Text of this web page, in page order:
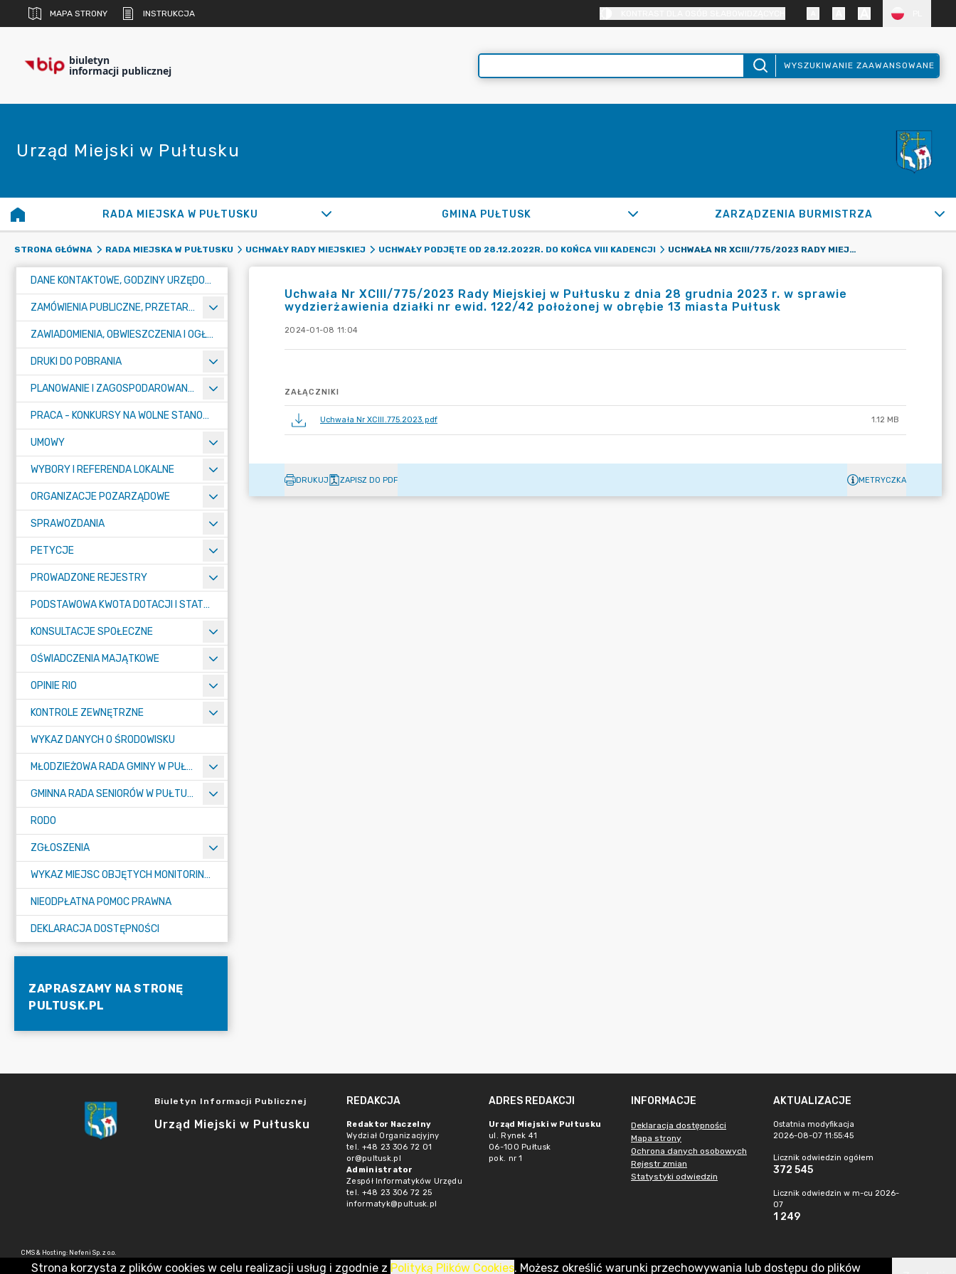
MAPA STRONY INSTRUKCJA
biuletyn
informacji publicznej WYSZUKIWANIE ZAAWANSOWANE
Urząd Miejski w Pułtusku
RADA MIEJSKA W PUŁTUSKU GMINA PUŁTUSK ZARZĄDZENIA BURMISTRZA
STRONA GŁÓWNA RADA MIEJSKA W PUŁTUSKU UCHWAŁY RADY MIEJSKIEJ UCHWAŁY PODJĘTE OD 28.12.2022R. DO KOŃCA VIII KADENCJI UCHWAŁA NR XCIII/775/2023 RADY MIEJSKIEJ W PUŁTUSKU Z DNIA 28 GRUDNIA 2023 R. W SPRAWIE WYDZIERŻAWIENIA DZIAŁKI NR EWID. 122/42 POŁOŻONEJ W OBRĘBIE 13 MIASTA PUŁTUSK
DANE KONTAKTOWE, GODZINY URZĘDOWANIA I NUMER KONTA BANKOWEGO
ZAMÓWIENIA PUBLICZNE, PRZETARGI, KONKURSY
ZAWIADOMIENIA, OBWIESZCZENIA I OGŁOSZENIA
DRUKI DO POBRANIA
PLANOWANIE I ZAGOSPODAROWANIE PRZESTRZENNE
PRACA - KONKURSY NA WOLNE STANOWISKA
UMOWY
WYBORY I REFERENDA LOKALNE
ORGANIZACJE POZARZĄDOWE
SPRAWOZDANIA
PETYCJE
PROWADZONE REJESTRY
PODSTAWOWA KWOTA DOTACJI I STATYSTYCZNA LICZBA UCZNIÓW
KONSULTACJE SPOŁECZNE
OŚWIADCZENIA MAJĄTKOWE
OPINIE RIO
KONTROLE ZEWNĘTRZNE
WYKAZ DANYCH O ŚRODOWISKU
MŁODZIEŻOWA RADA GMINY W PUŁTUSKU
GMINNA RADA SENIORÓW W PUŁTUSKU
RODO
ZGŁOSZENIA
WYKAZ MIEJSC OBJĘTYCH MONITORINGIEM
NIEODPŁATNA POMOC PRAWNA
DEKLARACJA DOSTĘPNOŚCI
ZAPRASZAMY NA STRONĘ
PULTUSK.PL
Uchwała Nr XCIII/775/2023 Rady Miejskiej w Pułtusku z dnia 28 grudnia 2023 r. w sprawie
wydzierżawienia działki nr ewid. 122/42 położonej w obrębie 13 miasta Pułtusk
2024-01-08 11:04
ZAŁĄCZNIKI
Uchwała Nr XCIII.775.2023.pdf 1.12 MB
DRUKUJ ZAPISZ DO PDF METRYCZKA
Biuletyn Informacji Publicznej
Urząd Miejski w Pułtusku
REDAKCJA
Redaktor Naczelny
Wydział Organizacjyjny
tel. +48 23 306 72 01
or@pultusk.pl
Administrator
Zespół Informatyków Urzędu
tel. +48 23 306 72 25
informatyk@pultusk.pl
ADRES REDAKCJI
Urząd Miejski w Pułtusku
ul. Rynek 41
06-100 Pułtusk
pok. nr 1
INFORMACJE
Deklaracja dostępności
Mapa strony
Ochrona danych osobowych
Rejestr zmian
Statystyki odwiedzin
AKTUALIZACJE
Ostatnia modyfikacja
2026-08-07 11:55:45
Licznik odwiedzin ogółem
372 545
Licznik odwiedzin w m-cu 2026-
07
1 249
CMS & Hosting: Nefeni Sp. z o.o.
Strona korzysta z plików cookies w celu realizacji usług i zgodnie z Polityką Plików Cookies. Możesz określić warunki przechowywania lub dostępu do plików